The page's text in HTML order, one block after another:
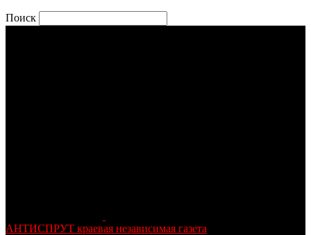
Поиск
АНТИСПРУТ краевая независимая газета